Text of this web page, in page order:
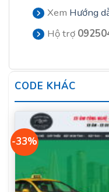
Xem Hướng
Hộ trợ
CODE KHÁC
-33%